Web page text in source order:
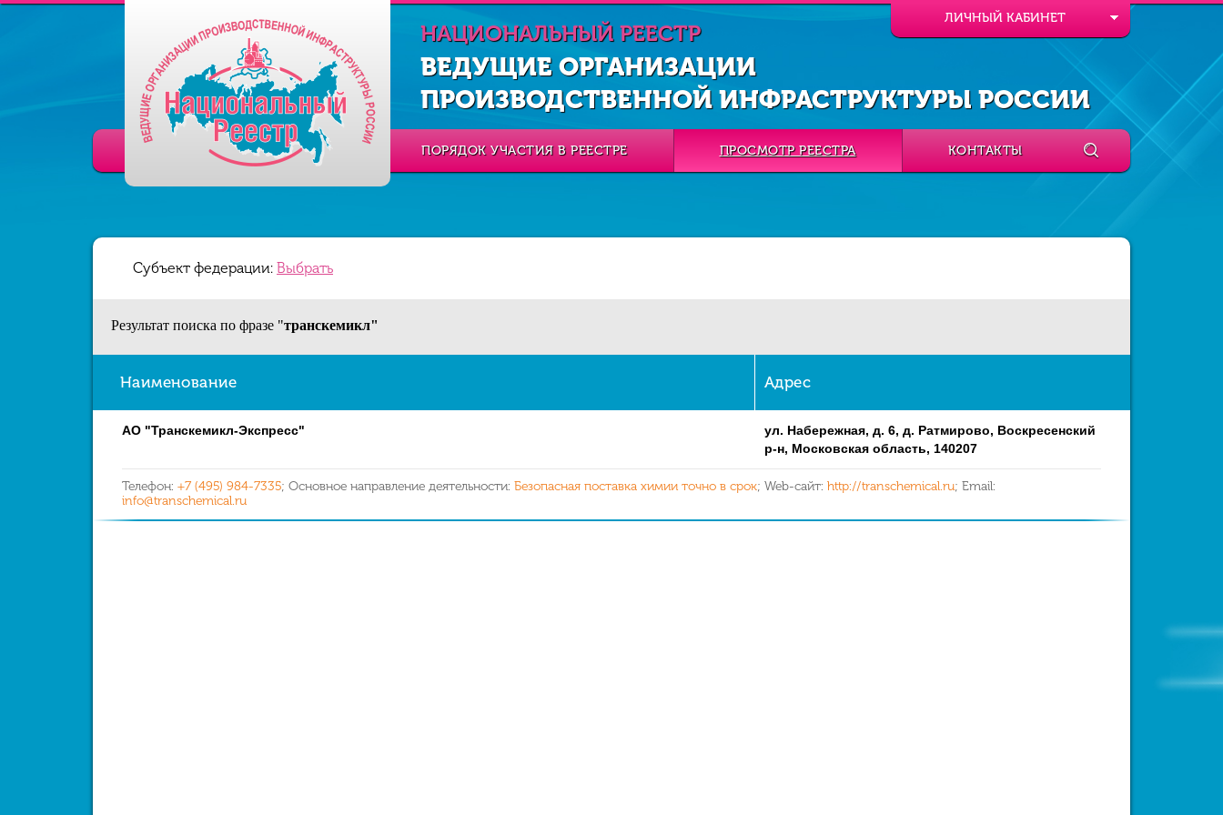
ЛИЧНЫЙ КАБИНЕТ
НАЦИОНАЛЬНЫЙ РЕЕСТР
ВЕДУЩИЕ ОРГАНИЗАЦИИ
ПРОИЗВОДСТВЕННОЙ ИНФРАСТРУКТУРЫ РОССИИ
ПОРЯДОК УЧАСТИЯ В РЕЕСТРЕ ПРОСМОТР РЕЕСТРА КОНТАКТЫ
Субъект федерации: Выбрать
Результат поиска по фразе "транскемикл"
Наименование Адрес
АО "Транскемикл-Экспресс"
ул. Набережная, д. 6, д. Ратмирово, Воскресенский
р-н, Московская область, 140207
Телефон: +7 (495) 984-7335; Основное направление деятельности: Безопасная поставка химии точно в срок; Web-сайт: http://transchemical.ru; Email:
info@transchemical.ru